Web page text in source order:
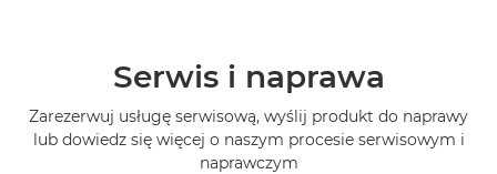
Serwis i naprawa
Zarezerwuj usługę serwisową, wyślij produkt do naprawy
lub dowiedz się więcej o naszym procesie serwisowym i
naprawczym